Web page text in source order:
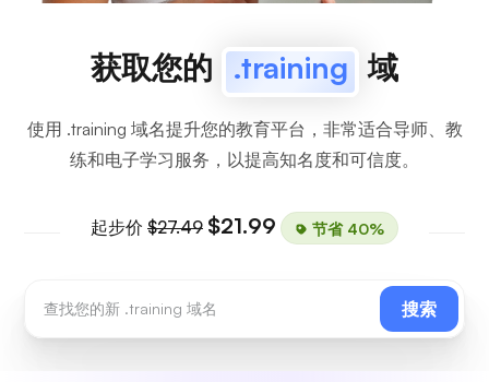
获取您的 .training 域
使用 .training 域名提升您的教育平台，非常适合导师、教
练和电子学习服务，以提高知名度和可信度。
起步价 $27.49 $21.99 节省 40%
搜索